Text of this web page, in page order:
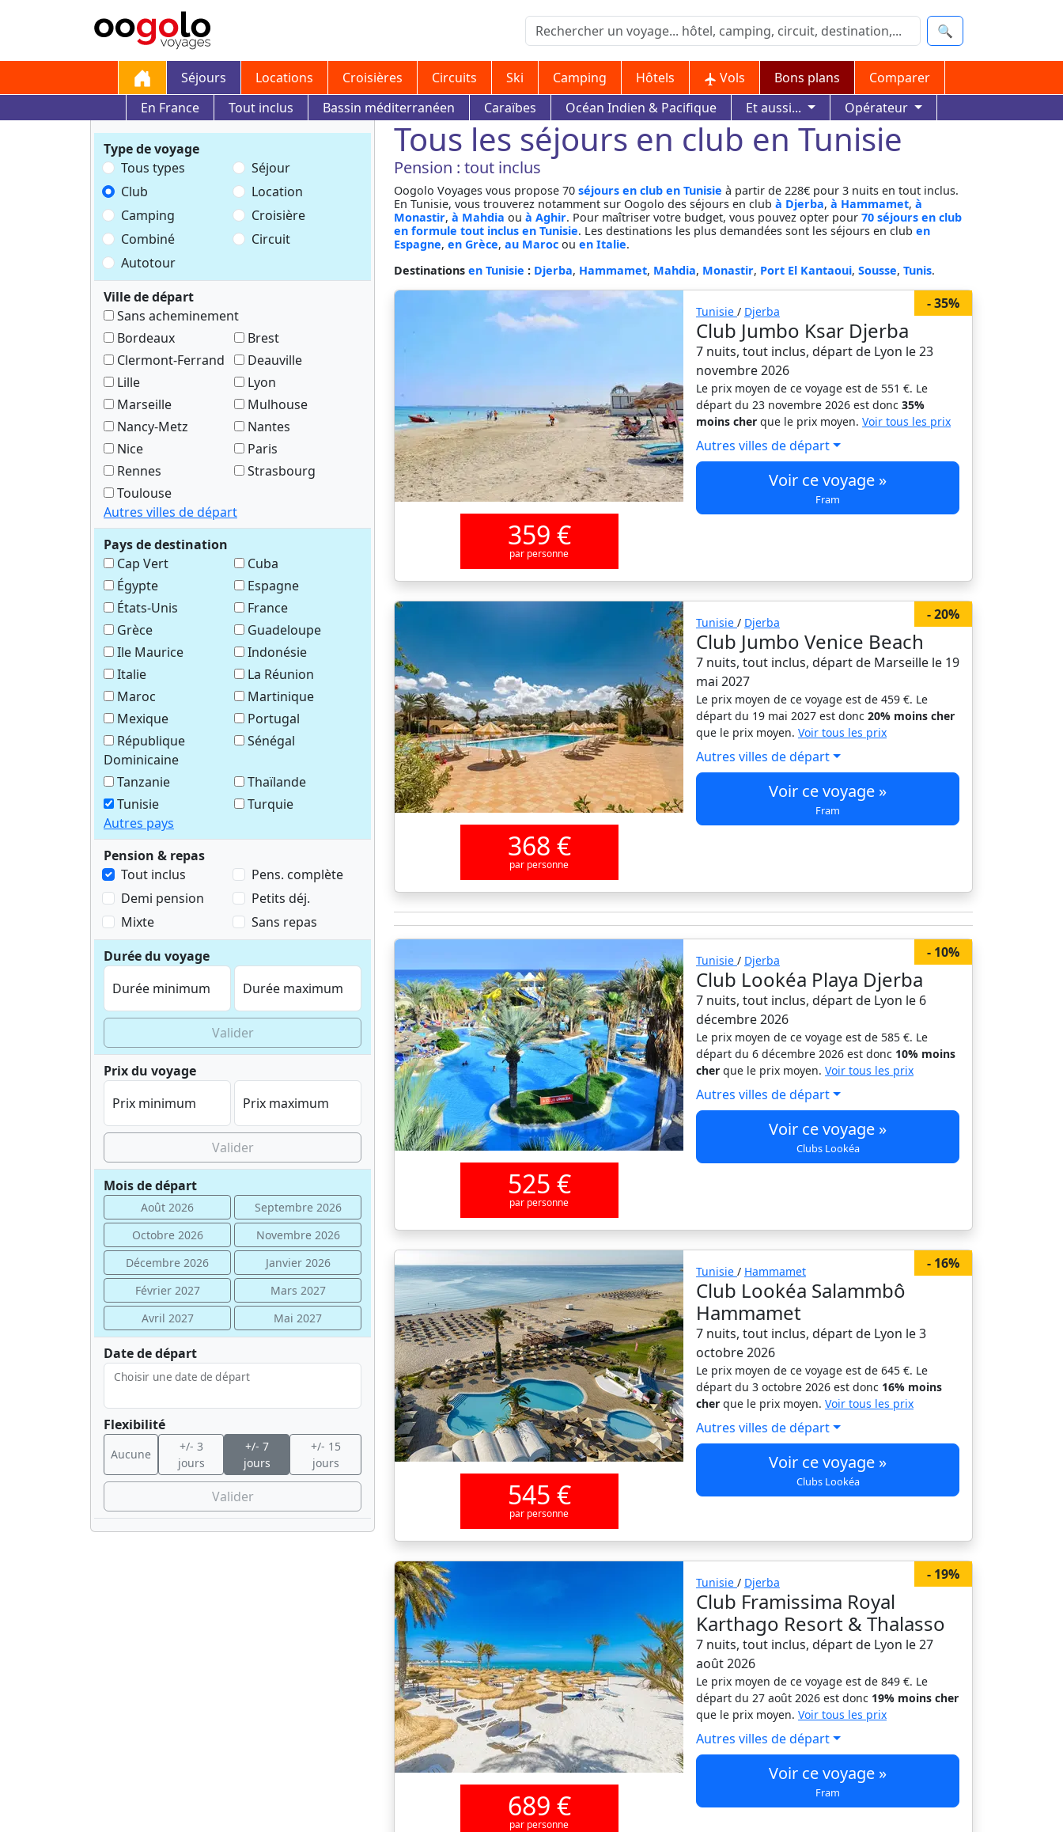
🔍
Séjours Locations Croisières Circuits Ski Camping Hôtels Vols Bons plans
Comparer
En France
Tout inclus Bassin méditerranéen Caraïbes Océan Indien & Pacifique Et aussi... Opérateur
Type de voyage
Tous types
Séjour
Club
Location
Camping
Croisière
Combiné
Circuit
Autotour
Ville de départ
Sans acheminement
Bordeaux
Brest
Clermont-Ferrand
Deauville
Lille
Lyon
Marseille
Mulhouse
Nancy-Metz
Nantes
Nice
Paris
Rennes
Strasbourg
Toulouse
Autres villes de départ
Pays de destination
Cap Vert
Cuba
Égypte
Espagne
États-Unis
France
Grèce
Guadeloupe
Ile Maurice
Indonésie
Italie
La Réunion
Maroc
Martinique
Mexique
Portugal
République
Dominicaine
Sénégal
Tanzanie
Thaïlande
Tunisie
Turquie
Autres pays
Pension & repas
Tout inclus
Pens. complète
Demi pension
Petits déj.
Mixte
Sans repas
Durée du voyage
Durée minimum
Durée maximum
Valider
Prix du voyage
Prix minimum
Prix maximum
Valider
Mois de départ
Août 2026
Septembre 2026
Octobre 2026
Novembre 2026
Décembre 2026
Janvier 2026
Février 2027
Mars 2027
Avril 2027
Mai 2027
Date de départ
Choisir une date de départ
Flexibilité
Aucune
+/- 3
jours
+/- 7
jours
+/- 15
jours
Valider
Tous les séjours en club en Tunisie
Pension : tout inclus
Oogolo Voyages vous propose 70 séjours en club en Tunisie à partir de 228€ pour 3 nuits en tout inclus.
En Tunisie, vous trouverez notamment sur Oogolo des séjours en club à Djerba, à Hammamet, à
Monastir, à Mahdia ou à Aghir. Pour maîtriser votre budget, vous pouvez opter pour 70 séjours en club
en formule tout inclus en Tunisie. Les destinations les plus demandées sont les séjours en club en
Espagne, en Grèce, au Maroc ou en Italie.
Destinations en Tunisie : Djerba, Hammamet, Mahdia, Monastir, Port El Kantaoui, Sousse, Tunis.
- 35%
359 €
par personne
Tunisie / Djerba
Club Jumbo Ksar Djerba
7 nuits, tout inclus, départ de Lyon le 23
novembre 2026
Le prix moyen de ce voyage est de 551 €. Le
départ du 23 novembre 2026 est donc 35%
moins cher que le prix moyen. Voir tous les prix
Autres villes de départ
Voir ce voyage »
Fram
- 20%
368 €
par personne
Tunisie / Djerba
Club Jumbo Venice Beach
7 nuits, tout inclus, départ de Marseille le 19
mai 2027
Le prix moyen de ce voyage est de 459 €. Le
départ du 19 mai 2027 est donc 20% moins cher
que le prix moyen. Voir tous les prix
Autres villes de départ
Voir ce voyage »
Fram
- 10%
525 €
par personne
Tunisie / Djerba
Club Lookéa Playa Djerba
7 nuits, tout inclus, départ de Lyon le 6
décembre 2026
Le prix moyen de ce voyage est de 585 €. Le
départ du 6 décembre 2026 est donc 10% moins
cher que le prix moyen. Voir tous les prix
Autres villes de départ
Voir ce voyage »
Clubs Lookéa
- 16%
545 €
par personne
Tunisie / Hammamet
Club Lookéa Salammbô
Hammamet
7 nuits, tout inclus, départ de Lyon le 3
octobre 2026
Le prix moyen de ce voyage est de 645 €. Le
départ du 3 octobre 2026 est donc 16% moins
cher que le prix moyen. Voir tous les prix
Autres villes de départ
Voir ce voyage »
Clubs Lookéa
- 19%
689 €
par personne
Tunisie / Djerba
Club Framissima Royal
Karthago Resort & Thalasso
7 nuits, tout inclus, départ de Lyon le 27
août 2026
Le prix moyen de ce voyage est de 849 €. Le
départ du 27 août 2026 est donc 19% moins cher
que le prix moyen. Voir tous les prix
Autres villes de départ
Voir ce voyage »
Fram